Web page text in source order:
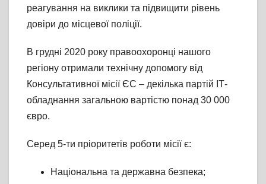
реагування на виклики та підвищити рівень
довіри до місцевої поліції.
В грудні 2020 року правоохоронці нашого
регіону отримали технічну допомогу від
Консультативної місії ЄС – декілька партій ІТ-
обладнання загальною вартістю понад 30 000
євро.
Серед 5-ти пріоритетів роботи місії є:
Національна та державна безпека;